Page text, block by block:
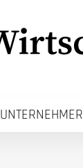
UNTERNEHMER